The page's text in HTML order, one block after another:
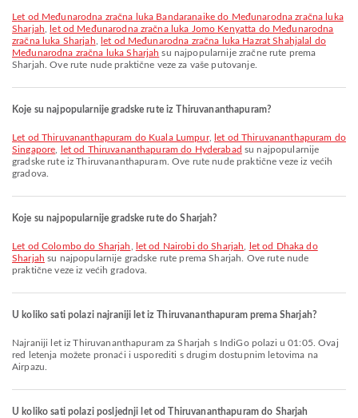
let od Međunarodna zračna luka Bandaranaike do Međunarodna zračna luka
Sharjah
let od Međunarodna zračna luka Jomo Kenyatta do Međunarodna
zračna luka Sharjah
let od Međunarodna zračna luka Hazrat Shahjalal do
Međunarodna zračna luka Sharjah su najpopularnije zračne rute prema
Sharjah. Ove rute nude praktične veze za vaše putovanje.
Koje su najpopularnije gradske rute iz Thiruvananthapuram?
let od Thiruvananthapuram do Kuala Lumpur,
let od Thiruvananthapuram do
Singapore
let od Thiruvananthapuram do Hyderabad su najpopularnije
gradske rute iz Thiruvananthapuram. Ove rute nude praktične veze iz većih
gradova.
Koje su najpopularnije gradske rute do Sharjah?
let od Colombo do Sharjah let od Nairobi do Sharjah
let od Dhaka do
Sharjah su najpopularnije gradske rute prema Sharjah. Ove rute nude
praktične veze iz većih gradova.
U koliko sati polazi najraniji let iz Thiruvananthapuram prema Sharjah?
Najraniji let iz Thiruvananthapuram za Sharjah s IndiGo polazi u 01:05. Ovaj
red letenja možete pronaći i usporediti s drugim dostupnim letovima na
Airpazu.
U koliko sati polazi posljednji let od Thiruvananthapuram do Sharjah